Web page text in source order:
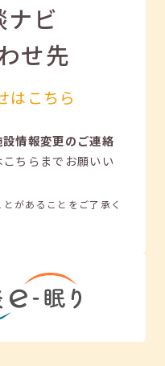
ナビ
せ先
はこちら
設情報変更のご連絡
ちらまでお願いい
があることをご了承く